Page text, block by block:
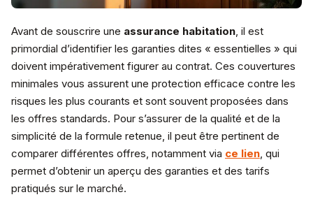
Avant de souscrire une assurance habitation , il est
primordial d’identifier les garanties dites « essentielles » qui
doivent impérativement figurer au contrat. Ces couvertures
minimales vous assurent une protection efficace contre les
risques les plus courants et sont souvent proposées dans
les offres standards. Pour s’assurer de la qualité et de la
simplicité de la formule retenue, il peut être pertinent de
comparer différentes offres, notamment via ce lien , qui
permet d’obtenir un aperçu des garanties et des tarifs
pratiqués sur le marché.